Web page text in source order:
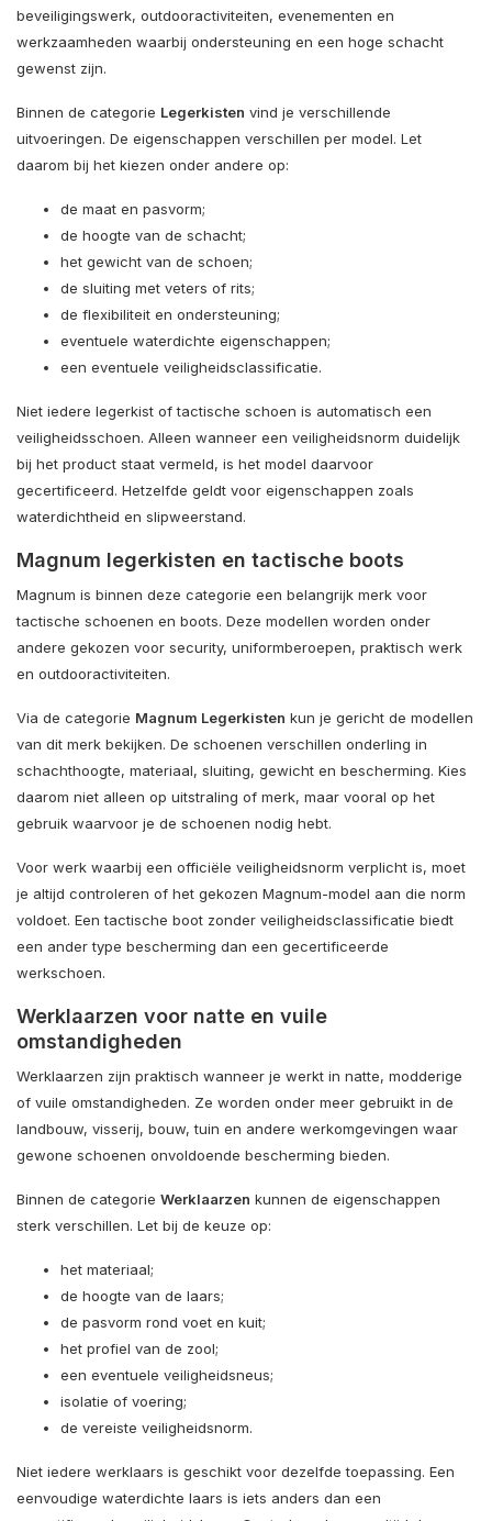
beveiligingswerk, outdooractiviteiten, evenementen en
werkzaamheden waarbij ondersteuning en een hoge schacht
gewenst zijn.
Binnen de categorie Legerkisten vind je verschillende
uitvoeringen. De eigenschappen verschillen per model. Let
daarom bij het kiezen onder andere op:
de maat en pasvorm;
de hoogte van de schacht;
het gewicht van de schoen;
de sluiting met veters of rits;
de flexibiliteit en ondersteuning;
eventuele waterdichte eigenschappen;
een eventuele veiligheidsclassificatie.
Niet iedere legerkist of tactische schoen is automatisch een
veiligheidsschoen. Alleen wanneer een veiligheidsnorm duidelijk
bij het product staat vermeld, is het model daarvoor
gecertificeerd. Hetzelfde geldt voor eigenschappen zoals
waterdichtheid en slipweerstand.
Magnum legerkisten en tactische boots
Magnum is binnen deze categorie een belangrijk merk voor
tactische schoenen en boots. Deze modellen worden onder
andere gekozen voor security, uniformberoepen, praktisch werk
en outdooractiviteiten.
Via de categorie Magnum Legerkisten kun je gericht de modellen
van dit merk bekijken. De schoenen verschillen onderling in
schachthoogte, materiaal, sluiting, gewicht en bescherming. Kies
daarom niet alleen op uitstraling of merk, maar vooral op het
gebruik waarvoor je de schoenen nodig hebt.
Voor werk waarbij een officiële veiligheidsnorm verplicht is, moet
je altijd controleren of het gekozen Magnum-model aan die norm
voldoet. Een tactische boot zonder veiligheidsclassificatie biedt
een ander type bescherming dan een gecertificeerde
werkschoen.
Werklaarzen voor natte en vuile
omstandigheden
Werklaarzen zijn praktisch wanneer je werkt in natte, modderige
of vuile omstandigheden. Ze worden onder meer gebruikt in de
landbouw, visserij, bouw, tuin en andere werkomgevingen waar
gewone schoenen onvoldoende bescherming bieden.
Binnen de categorie Werklaarzen kunnen de eigenschappen
sterk verschillen. Let bij de keuze op:
het materiaal;
de hoogte van de laars;
de pasvorm rond voet en kuit;
het profiel van de zool;
een eventuele veiligheidsneus;
isolatie of voering;
de vereiste veiligheidsnorm.
Niet iedere werklaars is geschikt voor dezelfde toepassing. Een
eenvoudige waterdichte laars is iets anders dan een